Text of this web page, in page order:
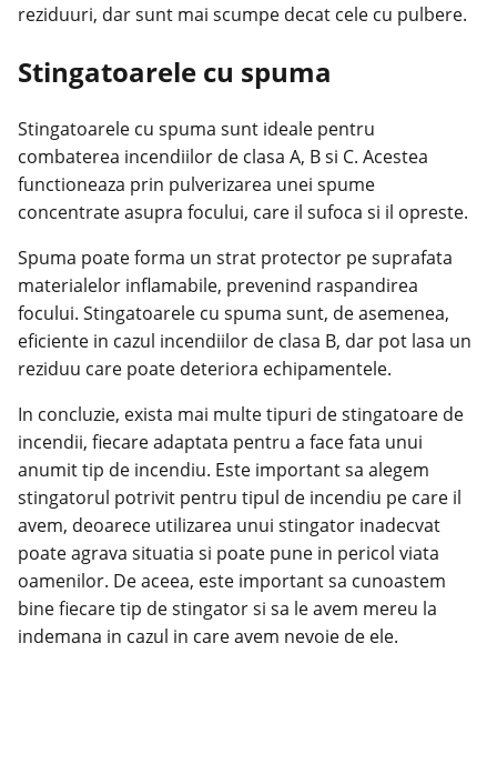
reziduuri, dar sunt mai scumpe decat cele cu pulbere.
Stingatoarele cu spuma
Stingatoarele cu spuma sunt ideale pentru
combaterea incendiilor de clasa A, B si C. Acestea
functioneaza prin pulverizarea unei spume
concentrate asupra focului, care il sufoca si il opreste.
Spuma poate forma un strat protector pe suprafata
materialelor inflamabile, prevenind raspandirea
focului. Stingatoarele cu spuma sunt, de asemenea,
eficiente in cazul incendiilor de clasa B, dar pot lasa un
reziduu care poate deteriora echipamentele.
In concluzie, exista mai multe tipuri de stingatoare de
incendii, fiecare adaptata pentru a face fata unui
anumit tip de incendiu. Este important sa alegem
stingatorul potrivit pentru tipul de incendiu pe care il
avem, deoarece utilizarea unui stingator inadecvat
poate agrava situatia si poate pune in pericol viata
oamenilor. De aceea, este important sa cunoastem
bine fiecare tip de stingator si sa le avem mereu la
indemana in cazul in care avem nevoie de ele.